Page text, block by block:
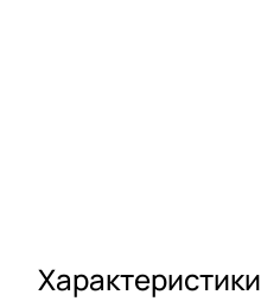
Характеристики